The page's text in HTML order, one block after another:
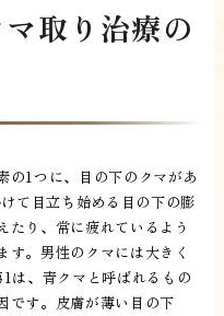
取り治療の
の1つに、目の下のクマがあ
て目立ち始める目の下の膨
たり、常に疲れているよう
す。男性のクマには大きく
は、青クマと呼ばれるもの
です。皮膚が薄い目の下